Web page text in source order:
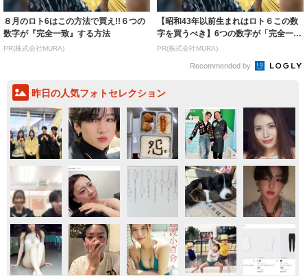
８月のロト6はこの方法で買え!!６つの
数字が『完全一致』する方法
PR(株式会社MURA)
【昭和43年以前生まれはロト６この数
字を買うべき】6つの数字が「完全一
致」する方...
PR(株式会社MURA)
Recommended by
昨日の人気フォトセレクション